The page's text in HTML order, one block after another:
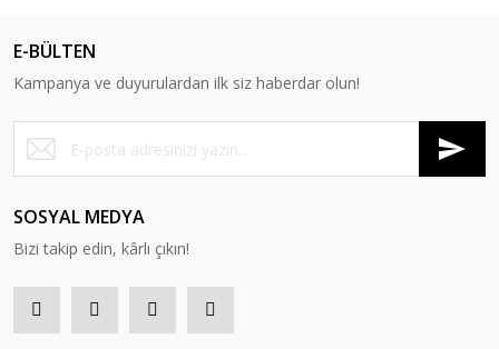
E-BÜLTEN
Kampanya ve duyurulardan ilk siz haberdar olun!
SOSYAL MEDYA
Bizi takip edin, kârlı çıkın!